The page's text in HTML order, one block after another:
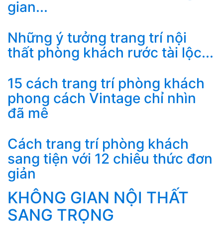
gian...
Những ý tưởng trang trí nội
thất phòng khách rước tài lộc...
15 cách trang trí phòng khách
phong cách Vintage chỉ nhìn
đã mê
Cách trang trí phòng khách
sang tiện với 12 chiêu thức đơn
giản
KHÔNG GIAN NỘI THẤT
SANG TRỌNG